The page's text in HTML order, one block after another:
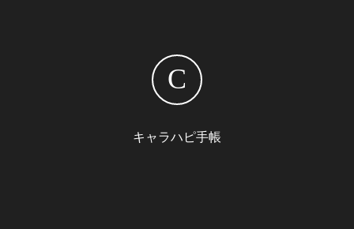
C
キャラハピ手帳